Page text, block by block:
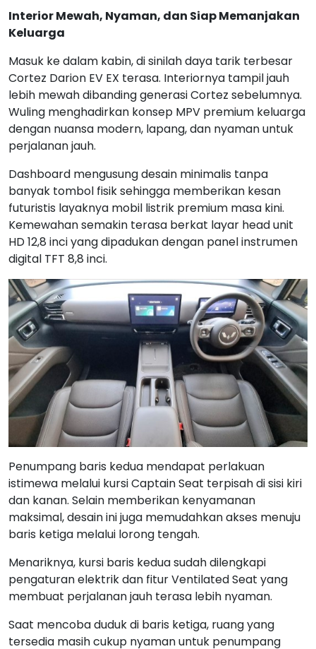
Interior Mewah, Nyaman, dan Siap Memanjakan
Keluarga
Masuk ke dalam kabin, di sinilah daya tarik terbesar
Cortez Darion EV EX terasa. Interiornya tampil jauh
lebih mewah dibanding generasi Cortez sebelumnya.
Wuling menghadirkan konsep MPV premium keluarga
dengan nuansa modern, lapang, dan nyaman untuk
perjalanan jauh.
Dashboard mengusung desain minimalis tanpa
banyak tombol fisik sehingga memberikan kesan
futuristis layaknya mobil listrik premium masa kini.
Kemewahan semakin terasa berkat layar head unit
HD 12,8 inci yang dipadukan dengan panel instrumen
digital TFT 8,8 inci.
Penumpang baris kedua mendapat perlakuan
istimewa melalui kursi Captain Seat terpisah di sisi kiri
dan kanan. Selain memberikan kenyamanan
maksimal, desain ini juga memudahkan akses menuju
baris ketiga melalui lorong tengah.
Menariknya, kursi baris kedua sudah dilengkapi
pengaturan elektrik dan fitur Ventilated Seat yang
membuat perjalanan jauh terasa lebih nyaman.
Saat mencoba duduk di baris ketiga, ruang yang
tersedia masih cukup nyaman untuk penumpang